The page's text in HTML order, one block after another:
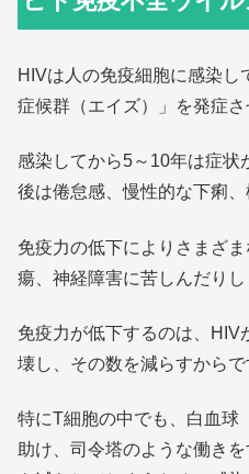
HIVは人の免疫細胞に感染し
症候群（エイズ）」を発症さ
感染してから5～10年は症状
後は倦怠感、慢性的な下痢、
免疫力の低下によりさまざ
瘍、神経障害に苦しんだりし
免疫力が低下するのは、HIV
壊し、その数を減らすからで
特にT細胞の中でも、白血球
助け、司令塔のような働き